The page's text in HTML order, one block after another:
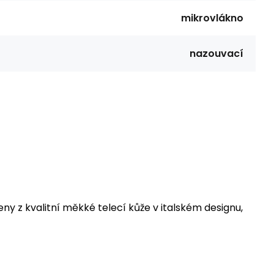
mikrovlákno
nazouvací
z kvalitní měkké telecí kůže v italském designu,